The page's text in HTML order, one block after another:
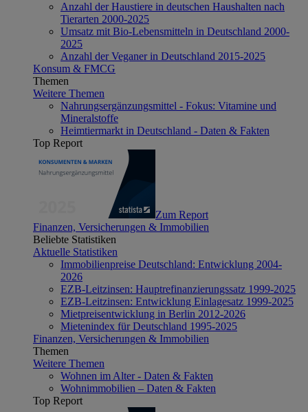
Anzahl der Haustiere in deutschen Haushalten nach
Tierarten 2000-2025
Umsatz mit Bio-Lebensmitteln in Deutschland 2000-
2025
Anzahl der Veganer in Deutschland 2015-2025
Konsum & FMCG
Themen
Weitere Themen
Nahrungsergänzungsmittel - Fokus: Vitamine und
Mineralstoffe
Heimtiermarkt in Deutschland - Daten & Fakten
Top Report
Zum Report
Finanzen, Versicherungen & Immobilien
Beliebte Statistiken
Aktuelle Statistiken
Immobilienpreise Deutschland: Entwicklung 2004-
2026
EZB-Leitzinsen: Hauptrefinanzierungssatz 1999-2025
EZB-Leitzinsen: Entwicklung Einlagesatz 1999-2025
Mietpreisentwicklung in Berlin 2012-2026
Mietenindex für Deutschland 1995-2025
Finanzen, Versicherungen & Immobilien
Themen
Weitere Themen
Wohnen im Alter - Daten & Fakten
Wohnimmobilien – Daten & Fakten
Top Report